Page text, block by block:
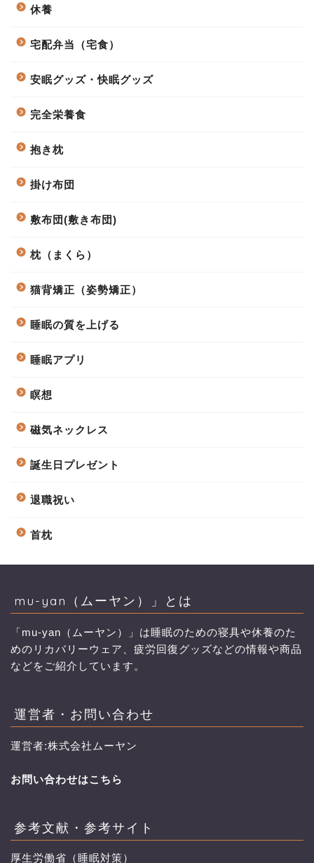
休養
宅配弁当（宅食）
安眠グッズ・快眠グッズ
完全栄養食
抱き枕
掛け布団
敷布団(敷き布団)
枕（まくら）
猫背矯正（姿勢矯正）
睡眠の質を上げる
睡眠アプリ
瞑想
磁気ネックレス
誕生日プレゼント
退職祝い
首枕
mu-yan（ムーヤン）」とは
「mu-yan（ムーヤン）」は睡眠のための寝具や休養のた
めのリカバリーウェア、疲労回復グッズなどの情報や商品
などをご紹介しています。
運営者・お問い合わせ
運営者:株式会社ムーヤン
お問い合わせはこちら
参考文献・参考サイト
厚生労働省（睡眠対策）